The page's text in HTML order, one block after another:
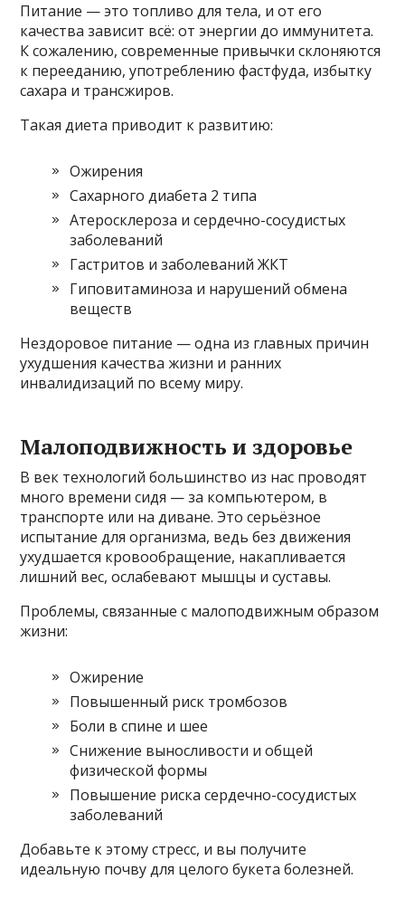
Питание — это топливо для тела, и от его
качества зависит всё: от энергии до иммунитета.
К сожалению, современные привычки склоняются
к перееданию, употреблению фастфуда, избытку
сахара и трансжиров.
Такая диета приводит к развитию:
Ожирения
Сахарного диабета 2 типа
Атеросклероза и сердечно-сосудистых
заболеваний
Гастритов и заболеваний ЖКТ
Гиповитаминоза и нарушений обмена
веществ
Нездоровое питание — одна из главных причин
ухудшения качества жизни и ранних
инвалидизаций по всему миру.
Малоподвижность и здоровье
В век технологий большинство из нас проводят
много времени сидя — за компьютером, в
транспорте или на диване. Это серьёзное
испытание для организма, ведь без движения
ухудшается кровообращение, накапливается
лишний вес, ослабевают мышцы и суставы.
Проблемы, связанные с малоподвижным образом
жизни:
Ожирение
Повышенный риск тромбозов
Боли в спине и шее
Снижение выносливости и общей
физической формы
Повышение риска сердечно-сосудистых
заболеваний
Добавьте к этому стресс, и вы получите
идеальную почву для целого букета болезней.